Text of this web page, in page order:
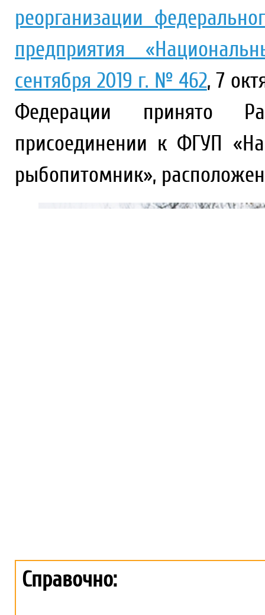
реорганизации
предприятия
сентября 2019 г. № 462, 7
Федерации принято
присоединении к ФГУП
рыбопитомник»,
Справочно: